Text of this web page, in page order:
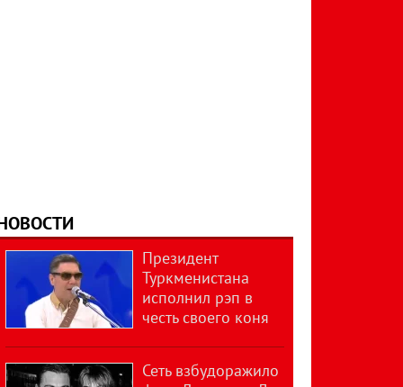
Президент
Туркменистана
исполнил рэп в
честь своего коня
Сеть взбудоражило